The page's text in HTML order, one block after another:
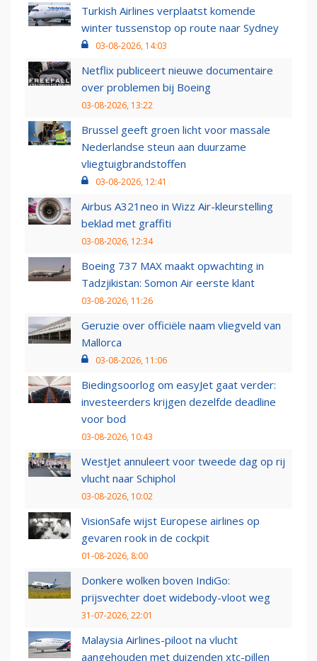
Turkish Airlines verplaatst komende
winter tussenstop op route naar Sydney
03-08-2026, 14:03
Netflix publiceert nieuwe documentaire
over problemen bij Boeing
03-08-2026, 13:22
Brussel geeft groen licht voor massale
Nederlandse steun aan duurzame
vliegtuigbrandstoffen
03-08-2026, 12:41
Airbus A321neo in Wizz Air-kleurstelling
beklad met graffiti
03-08-2026, 12:34
Boeing 737 MAX maakt opwachting in
Tadzjikistan: Somon Air eerste klant
03-08-2026, 11:26
Geruzie over officiële naam vliegveld van
Mallorca
03-08-2026, 11:06
Biedingsoorlog om easyJet gaat verder:
investeerders krijgen dezelfde deadline
voor bod
03-08-2026, 10:43
WestJet annuleert voor tweede dag op rij
vlucht naar Schiphol
03-08-2026, 10:02
VisionSafe wijst Europese airlines op
gevaren rook in de cockpit
01-08-2026, 8:00
Donkere wolken boven IndiGo:
prijsvechter doet widebody-vloot weg
31-07-2026, 22:01
Malaysia Airlines-piloot na vlucht
aangehouden met duizenden xtc-pillen